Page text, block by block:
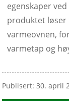
egenskaper
produktet løser
varmeovnen,
varmetap og
Publisert: 30. april